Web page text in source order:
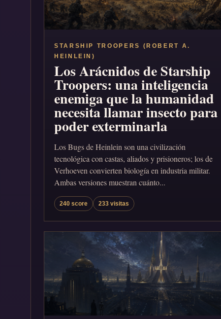
STARSHIP TROOPERS (ROBERT A.
HEINLEIN)
Los Arácnidos de Starship
Troopers: una inteligencia
enemiga que la humanidad
necesita llamar insecto para
poder exterminarla
Los Bugs de Heinlein son una civilización
tecnológica con castas, aliados y prisioneros; los de
Verhoeven convierten biología en industria militar.
Ambas versiones muestran cuánto...
240 score 233 visitas